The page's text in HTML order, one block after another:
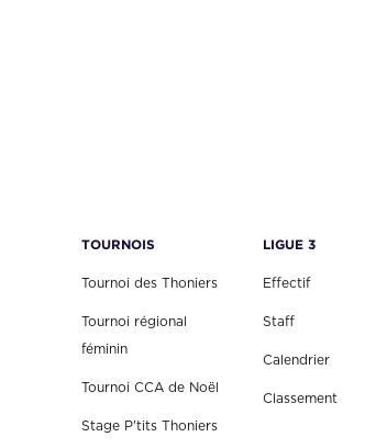
TOURNOIS
Tournoi des Thoniers
Tournoi régional
féminin
Tournoi CCA de Noël
Stage P'tits Thoniers
LIGUE 3
Effectif
Staff
Calendrier
Classement